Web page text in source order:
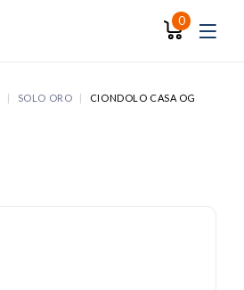
0
SOLO ORO CIONDOLO CASA OG